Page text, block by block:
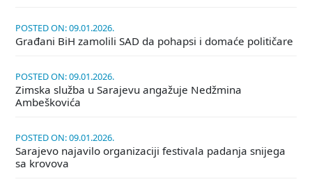
POSTED ON: 09.01.2026.
Građani BiH zamolili SAD da pohapsi i domaće političare
POSTED ON: 09.01.2026.
Zimska služba u Sarajevu angažuje Nedžmina
Ambeškovića
POSTED ON: 09.01.2026.
Sarajevo najavilo organizaciji festivala padanja snijega
sa krovova